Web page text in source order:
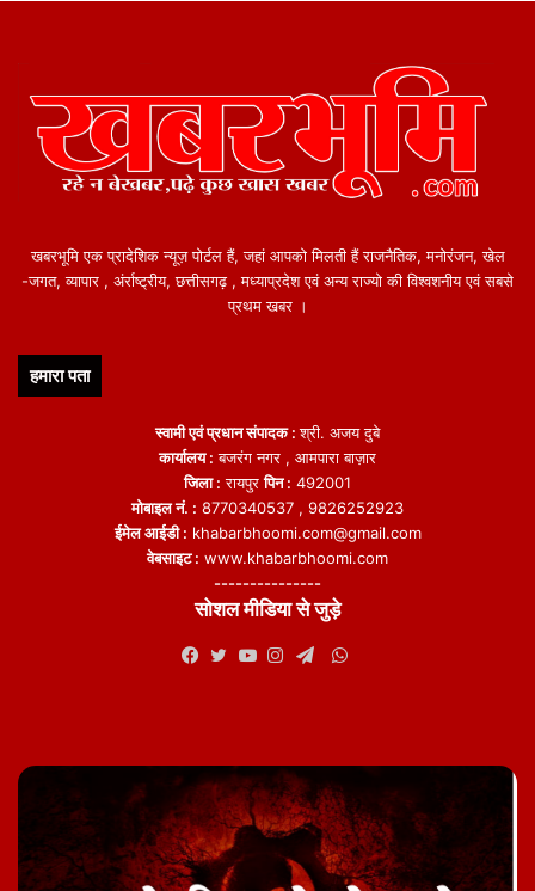
खबरभूमि एक प्रादेशिक न्यूज़ पोर्टल हैं, जहां आपको मिलती हैं राजनैतिक, मनोरंजन, खेल
-जगत, व्यापार , अंर्राष्ट्रीय, छत्तीसगढ़ , मध्याप्रदेश एवं अन्य राज्यो की विश्वशनीय एवं सबसे
प्रथम खबर ।
हमारा पता
स्वामी एवं प्रधान संपादक :श्री. अजय दुबे
कार्यालय : बजरंग नगर , आमपारा बाज़ार
जिला : रायपुरपिन : 492001
मोबाइल नं. : 8770340537 , 9826252923
ईमेल आईडी : khabarbhoomi.com@gmail.com
वेबसाइट : www.khabarbhoomi.com
---------------
सोशल मीडिया से जुड़े
WhatsApp